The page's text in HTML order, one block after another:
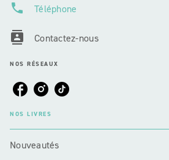
phone Téléphone
contacts Contactez-nous
NOS RÉSEAUX
NOS LIVRES
Nouveautés